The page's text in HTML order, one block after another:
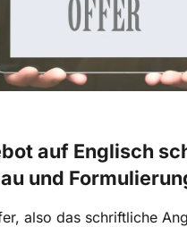
auf Englisch
und
also das schriftliche